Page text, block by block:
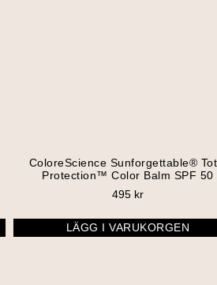
ColoreScience Sunforgettable®
Protection™ Color Balm SPF 50
495 kr
LÄGG I VARUKORGEN